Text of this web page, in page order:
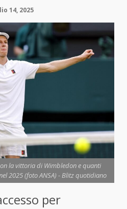
14, 2025
la vittoria di Wimbledon e quanti
2025 (foto ANSA) - Blitz quotidiano
per